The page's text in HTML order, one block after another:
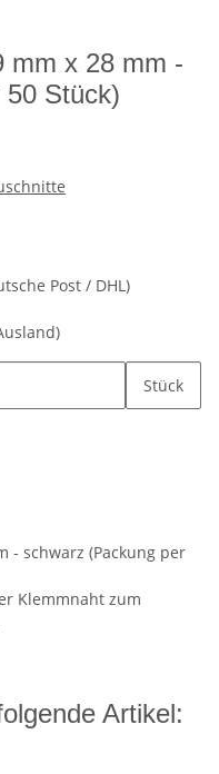
mm x 28 mm -
50 Stück)
Post / DHL)
Stück
- schwarz (Packung per
Klemmnaht zum
Artikel: